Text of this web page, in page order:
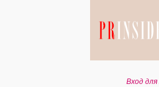
Вход